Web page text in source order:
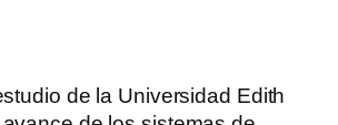
de la Universidad Edith